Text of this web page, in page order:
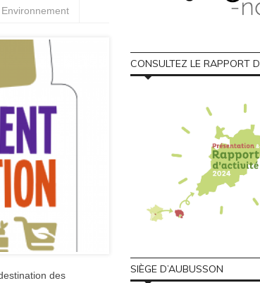
Environnement
des
CONSULTEZ LE RAPPORT
SIÈGE D’AUBUSSON